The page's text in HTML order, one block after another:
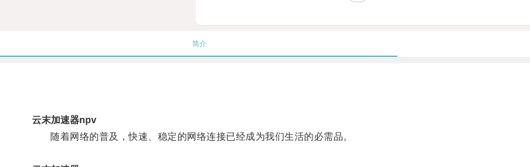
简介
云末加速器npv
随着网络的普及，快速、稳定的网络连接已经成为我们生活的必需品。